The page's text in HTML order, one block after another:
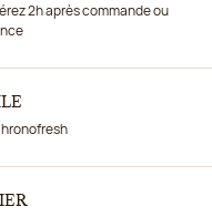
2h après commande ou